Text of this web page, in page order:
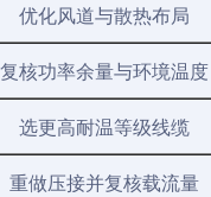
优化风道与散热布局
复核功率余量与环境温度
选更高耐温等级线缆
重做压接并复核载流量